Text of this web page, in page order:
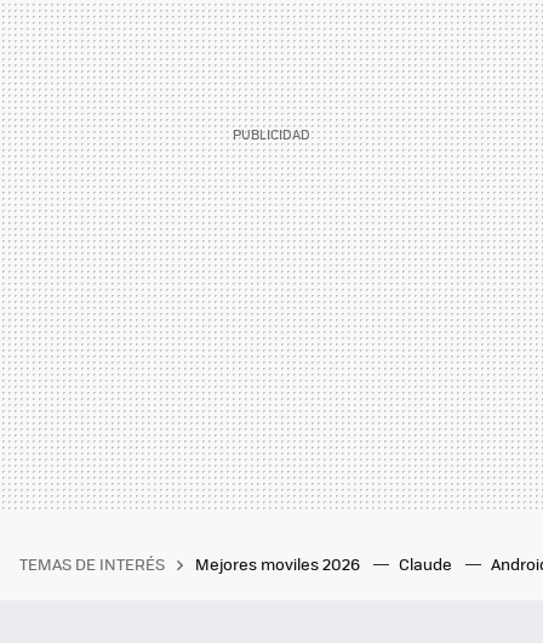
TEMAS DE INTERÉS Mejores moviles 2026 Claude